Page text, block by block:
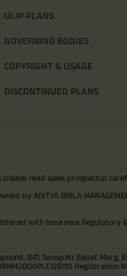
ULIP PLANS
GOVERNING BODIES
COPYRIGHT & USAGE
DISCONTINUED PLANS
read sales prospectus
by ADITYA BIRLA
with Insurance Regulatory
841, Senapati Bapat Marg,
Registration